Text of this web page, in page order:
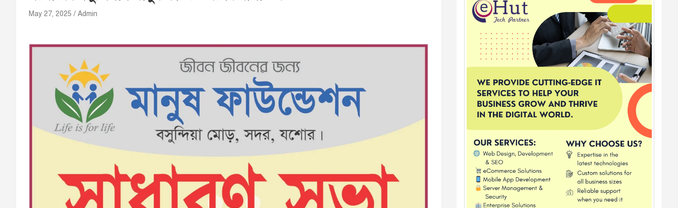
May 27, 2025 Admin